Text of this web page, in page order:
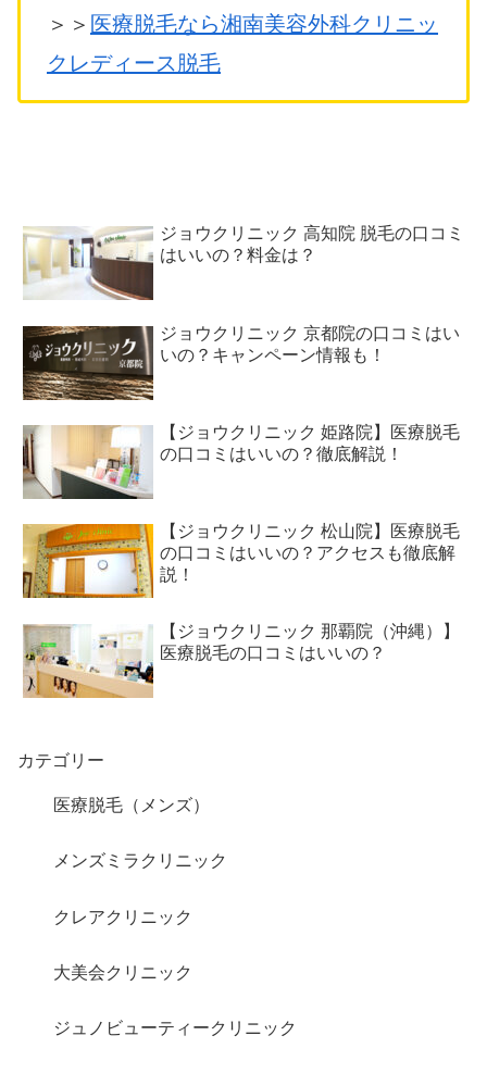
＞＞ 医療脱毛なら湘南美容外科クリニッ
クレディース脱毛
ジョウクリニック 高知院 脱毛の口コミ
はいいの？料金は？
ジョウクリニック 京都院の口コミはい
いの？キャンペーン情報も！
【ジョウクリニック 姫路院】医療脱毛
の口コミはいいの？徹底解説！
【ジョウクリニック 松山院】医療脱毛
の口コミはいいの？アクセスも徹底解
説！
【ジョウクリニック 那覇院（沖縄）】
医療脱毛の口コミはいいの？
カテゴリー
医療脱毛（メンズ）
メンズミラクリニック
クレアクリニック
大美会クリニック
ジュノビューティークリニック